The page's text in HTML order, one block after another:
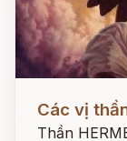
Các vị
Thần